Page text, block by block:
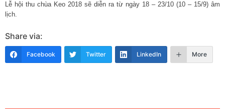
Lễ hội thu chùa Keo 2018 sẽ diễn ra từ ngày 18 – 23/10 (10 – 15/9) âm
lịch.
Share via:
Facebook Twitter LinkedIn More